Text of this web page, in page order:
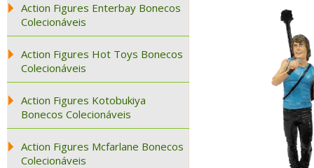
Action Figures Enterbay Bonecos
Colecionáveis
Action Figures Hot Toys Bonecos
Colecionáveis
Action Figures Kotobukiya
Bonecos Colecionáveis
Action Figures Mcfarlane Bonecos
Colecionáveis